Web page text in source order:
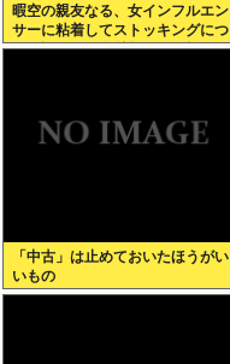
暇空の親友なる、女インフルエン
サーに粘着してストッキングにつ
いて語りだし嫌儲卿として格を見
「中古」は止めておいたほうがい
いもの